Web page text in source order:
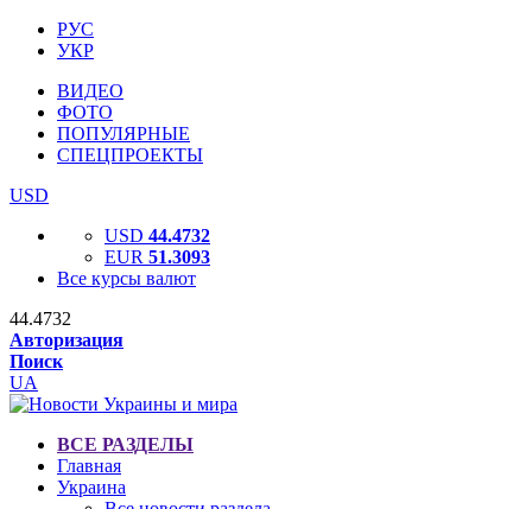
РУС
УКР
ВИДЕО
ФОТО
ПОПУЛЯРНЫЕ
СПЕЦПРОЕКТЫ
USD
USD 44.4732
EUR 51.3093
Все курсы валют
44.4732
Авторизация
Поиск
UA
ВСЕ РАЗДЕЛЫ
Главная
Украина